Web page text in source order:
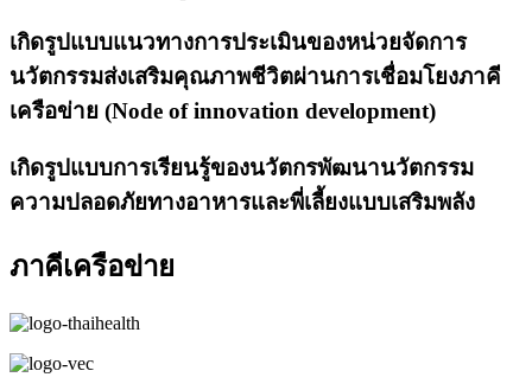
เกิดรูปแบบแนวทางการประเมินของหน่วยจัดการ
นวัตกรรมส่งเสริมคุณภาพชีวิตผ่านการเชื่อมโยงภาคี
เครือข่าย (Node of innovation development)
เกิดรูปแบบการเรียนรู้ของนวัตกรพัฒนานวัตกรรม
ความปลอดภัยทางอาหารและพี่เลี้ยงแบบเสริมพลัง
ภาคีเครือข่าย